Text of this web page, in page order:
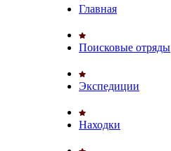
Главная
Поисковые отряды
Экспедиции
Находки